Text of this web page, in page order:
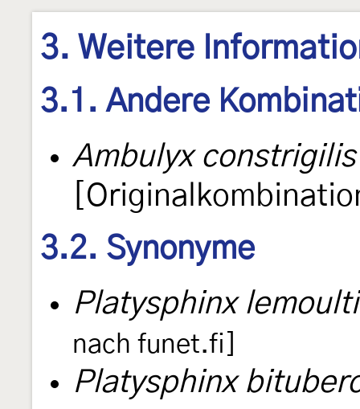
3. Weitere
3.1. Andere
Ambulyx constrigilis
3.2. Synonyme
Platysphinx lemoulti
nach funet.fi]
Platysphinx